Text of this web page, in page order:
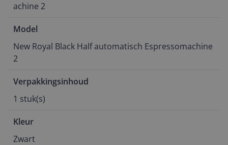
achine 2
Model
New Royal Black Half automatisch Espressomachine
2
Verpakkingsinhoud
1 stuk(s)
Kleur
Zwart